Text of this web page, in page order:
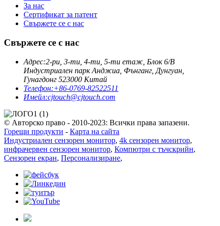
За нас
Сертификат за патент
Свържете се с нас
Свържете се с нас
Адрес:2-ри, 3-ти, 4-ти, 5-ти етаж, Блок 6/B
Индустриален парк Анджиа, Фънганг, Дунгуан,
Гунагдонг 523000 Китай
Телефон:+86-0769-82522511
Имейл:cjtouch@cjtouch.com
© Авторско право - 2010-2023: Всички права запазени.
Горещи продукти - Карта на сайта
Индустриален сензорен монитор, 4k сензорен монитор,
инфрачервен сензорен монитор, Компютри с тъчскрийн,
Сензорен екран, Персонализиране,